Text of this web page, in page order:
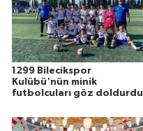
1299 Bilecikspor
Kulübü'nün minik
futbolcuları göz doldurdu